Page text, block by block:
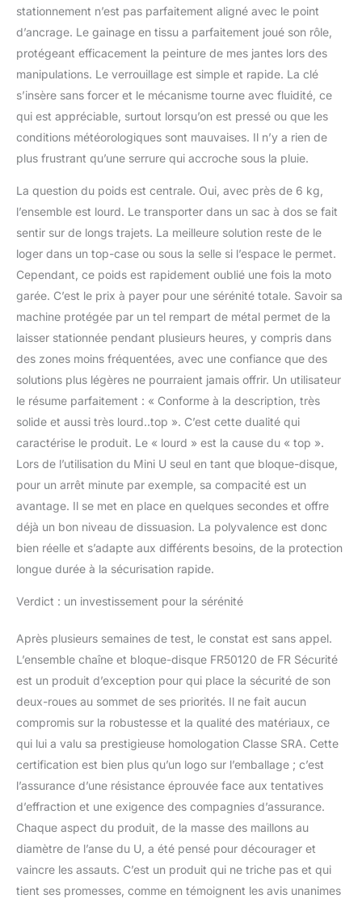
stationnement n’est pas parfaitement aligné avec le point
d’ancrage. Le gainage en tissu a parfaitement joué son rôle,
protégeant efficacement la peinture de mes jantes lors des
manipulations. Le verrouillage est simple et rapide. La clé
s’insère sans forcer et le mécanisme tourne avec fluidité, ce
qui est appréciable, surtout lorsqu’on est pressé ou que les
conditions météorologiques sont mauvaises. Il n’y a rien de
plus frustrant qu’une serrure qui accroche sous la pluie.
La question du poids est centrale. Oui, avec près de 6 kg,
l’ensemble est lourd. Le transporter dans un sac à dos se fait
sentir sur de longs trajets. La meilleure solution reste de le
loger dans un top-case ou sous la selle si l’espace le permet.
Cependant, ce poids est rapidement oublié une fois la moto
garée. C’est le prix à payer pour une sérénité totale. Savoir sa
machine protégée par un tel rempart de métal permet de la
laisser stationnée pendant plusieurs heures, y compris dans
des zones moins fréquentées, avec une confiance que des
solutions plus légères ne pourraient jamais offrir. Un utilisateur
le résume parfaitement : « Conforme à la description, très
solide et aussi très lourd..top ». C’est cette dualité qui
caractérise le produit. Le « lourd » est la cause du « top ».
Lors de l’utilisation du Mini U seul en tant que bloque-disque,
pour un arrêt minute par exemple, sa compacité est un
avantage. Il se met en place en quelques secondes et offre
déjà un bon niveau de dissuasion. La polyvalence est donc
bien réelle et s’adapte aux différents besoins, de la protection
longue durée à la sécurisation rapide.
Verdict : un investissement pour la sérénité
Après plusieurs semaines de test, le constat est sans appel.
L’ensemble chaîne et bloque-disque FR50120 de FR Sécurité
est un produit d’exception pour qui place la sécurité de son
deux-roues au sommet de ses priorités. Il ne fait aucun
compromis sur la robustesse et la qualité des matériaux, ce
qui lui a valu sa prestigieuse homologation Classe SRA. Cette
certification est bien plus qu’un logo sur l’emballage ; c’est
l’assurance d’une résistance éprouvée face aux tentatives
d’effraction et une exigence des compagnies d’assurance.
Chaque aspect du produit, de la masse des maillons au
diamètre de l’anse du U, a été pensé pour décourager et
vaincre les assauts. C’est un produit qui ne triche pas et qui
tient ses promesses, comme en témoignent les avis unanimes